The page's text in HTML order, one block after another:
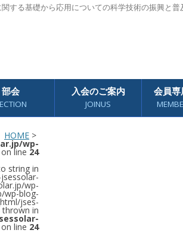
する基礎から応用についての科学技術の振興と普
部会 入会のご案内
JOINUS
会員
HOME >
wp-
on line 24
string in
wp-
wp-blog-
jses-
thrown in
on line 24